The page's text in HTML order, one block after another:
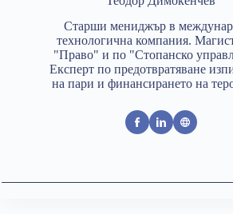
Старши мениджър в
технологична компания.
"Право" и по "Стопанско
Експерт по предотвратяване
на пари и финансирането на